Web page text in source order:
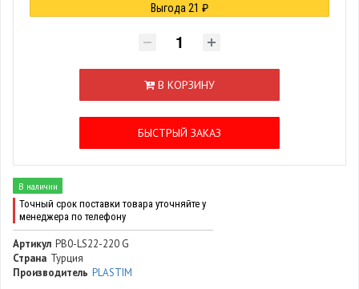
Выгода 21 ₽
В КОРЗИНУ
БЫСТРЫЙ ЗАКАЗ
В наличии
Точный срок поставки товара уточняйте у
менеджера по телефону
Артикул PB0-LS22-220 G
Страна Турция
Производитель PLASTIM